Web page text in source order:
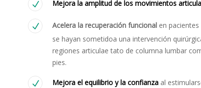
Mejora la amplitud de los movimientos
Acelera la recuperación funcional en
se hayan sometidoa una intervención
regiones articulae tato de columna lumbar
pies.
Mejora el equilibrio y la confianza al